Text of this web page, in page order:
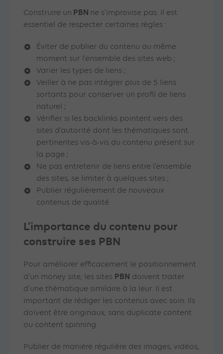
Construire un PBN ne s’improvise pas. Il est
essentiel de respecter certaines règles :
Éviter de publier du contenu au même
moment sur l’ensemble des sites web ;
Varier les types de liens ;
Veiller à ne pas intégrer plus de 5 liens
sortants pour conserver un profil de liens
naturel ;
Vérifier si les backlinks pointent vers des
sites d’autorité dont les thématiques sont
pertinentes vis-à-vis du contenu présent sur
la page ;
Ne pas entretenir de liens entre l’ensemble
des sites, se limiter à quelques sites ;
Publier régulièrement de nouveaux
contenus de qualité.
L’importance du contenu pour
construire ses PBN
Pour améliorer efficacement le positionnement
d’un money site, les sites PBN doivent traiter
d’une thématique similaire à la leur. Il est
important de rédiger les contenus avec soin. Ils
doivent être originaux, sans duplicate content
ou content spinning.
Publier de manière régulière des images, vidéos,